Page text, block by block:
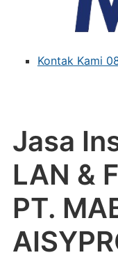
Kontak Kami
Jasa
LAN &
PT.